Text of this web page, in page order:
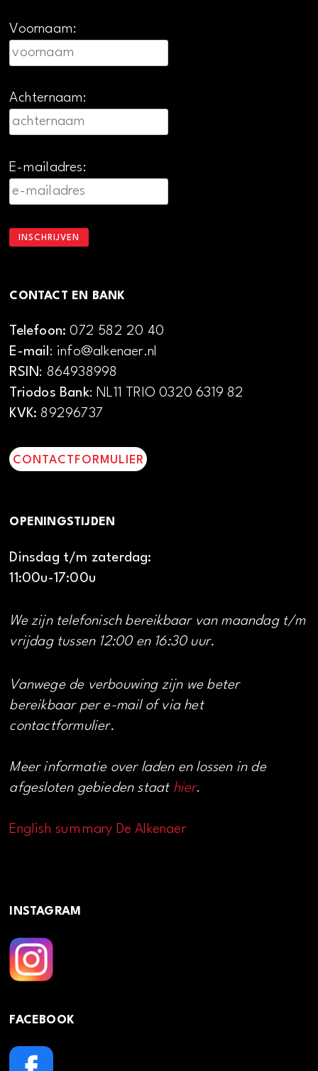
Voornaam:
Achternaam:
E-mailadres:
CONTACT EN BANK
Telefoon:072 582 20 40
E-mail: info@alkenaer.nl
RSIN: 864938998
Triodos Bank: NL11 TRIO 0320 6319 82
KVK: 89296737
CONTACTFORMULIER
OPENINGSTIJDEN
Dinsdag t/m zaterdag:
11:00u-17:00u
We zijn telefonisch bereikbaar van maandag t/m
vrijdag tussen 12:00 en 16:30 uur.
Vanwege de verbouwing zijn we beter
bereikbaar per e-mail of via het
contactformulier.
Meer informatie over laden en lossen in de
afgesloten gebieden staat hier.
English summary De Alkenaer
INSTAGRAM
FACEBOOK